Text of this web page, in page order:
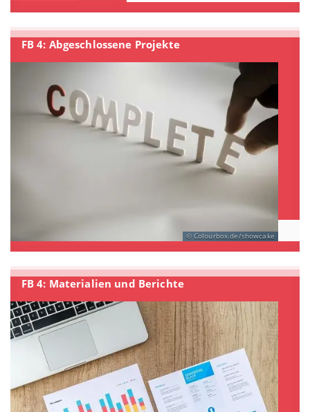
FB 4: Abgeschlossene Projekte
Colourbox.de/showcake
FB 4: Materialien und Berichte